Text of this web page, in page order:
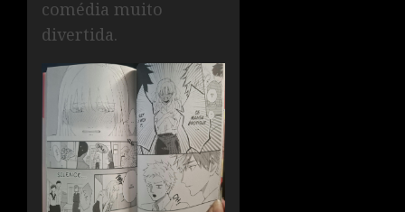
comédia muito
divertida.